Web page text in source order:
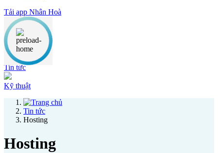
Tải app Nhân Hoà
Thông báo
Ưu đãi
Tin tức
Kỹ thuật
Tin tức
Hosting
Hosting